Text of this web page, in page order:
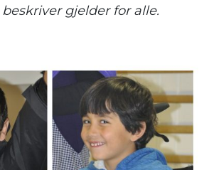
gjelder for alle.